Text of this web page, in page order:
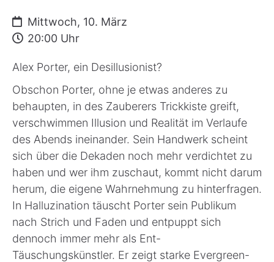
Mittwoch, 10. März
20:00 Uhr
Alex Porter, ein Desillusionist?
Obschon Porter, ohne je etwas anderes zu
behaupten, in des Zauberers Trickkiste greift,
verschwimmen Illusion und Realität im Verlaufe
des Abends ineinander. Sein Handwerk scheint
sich über die Dekaden noch mehr verdichtet zu
haben und wer ihm zuschaut, kommt nicht darum
herum, die eigene Wahrnehmung zu hinterfragen.
In Halluzination täuscht Porter sein Publikum
nach Strich und Faden und entpuppt sich
dennoch immer mehr als Ent-
Täuschungskünstler. Er zeigt starke Evergreen-